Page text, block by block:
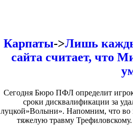
Карпаты->Лишь
сайта считает, что
Сегодня Бюро ПФЛ определит
сроки дисквалификации за
луцкой»Волыни». Напомним, что во
тяжелую травму